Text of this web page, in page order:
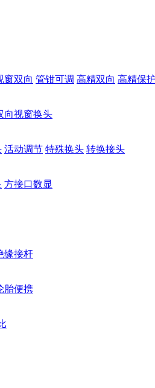
窗双向 管钳可调 高精双向 高精保护
向视窗换头
活动调节 特殊换头 转换接头
方接口数显
缘接杆
胎便携